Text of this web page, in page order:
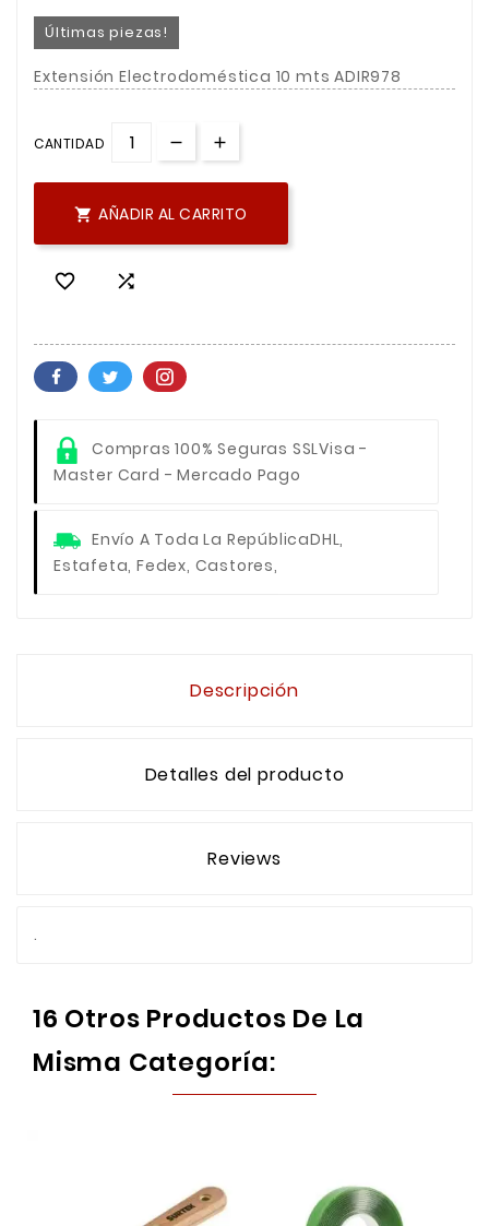
Últimas piezas!
Extensión Electrodoméstica 10 mts ADIR978
CANTIDAD
 AÑADIR AL CARRITO
 
Compras 100% Seguras SSLVisa -
Master Card - Mercado Pago
Envío A Toda La RepúblicaDHL,
Estafeta, Fedex, Castores,
Descripción
Detalles del producto
Reviews
.
16 Otros Productos De La
Misma Categoría: